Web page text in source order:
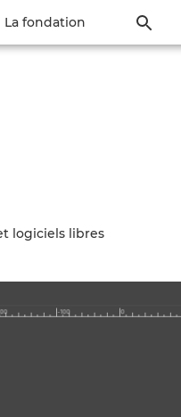
La fondation
logiciels libres